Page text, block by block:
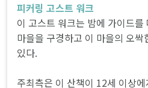
피커링 고스트 워크
이 고스트 워크는 밤에 가이드
마을을 구경하고 이 마을의 오
있다.
주최측은 이 산책이 12세 이상